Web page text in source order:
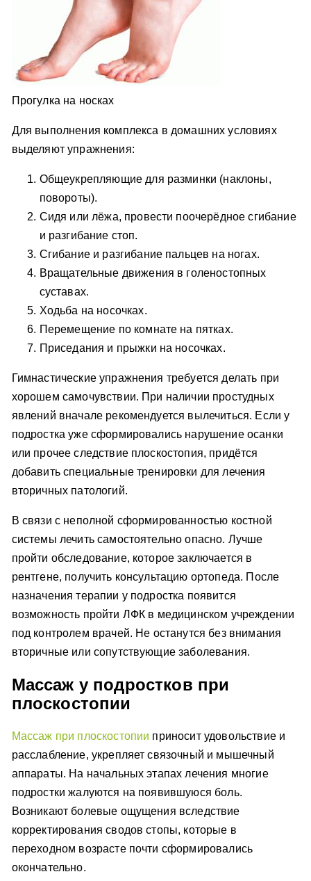
Прогулка на носках
Для выполнения комплекса в домашних условиях
выделяют упражнения:
Общеукрепляющие для разминки (наклоны,
повороты).
Сидя или лёжа, провести поочерёдное сгибание
и разгибание стоп.
Сгибание и разгибание пальцев на ногах.
Вращательные движения в голеностопных
суставах.
Ходьба на носочках.
Перемещение по комнате на пятках.
Приседания и прыжки на носочках.
Гимнастические упражнения требуется делать при
хорошем самочувствии. При наличии простудных
явлений вначале рекомендуется вылечиться. Если у
подростка уже сформировались нарушение осанки
или прочее следствие плоскостопия, придётся
добавить специальные тренировки для лечения
вторичных патологий.
В связи с неполной сформированностью костной
системы лечить самостоятельно опасно. Лучше
пройти обследование, которое заключается в
рентгене, получить консультацию ортопеда. После
назначения терапии у подростка появится
возможность пройти ЛФК в медицинском учреждении
под контролем врачей. Не останутся без внимания
вторичные или сопутствующие заболевания.
Массаж у подростков при
плоскостопии
Массаж при плоскостопии приносит удовольствие и
расслабление, укрепляет связочный и мышечный
аппараты. На начальных этапах лечения многие
подростки жалуются на появившуюся боль.
Возникают болевые ощущения вследствие
корректирования сводов стопы, которые в
переходном возрасте почти сформировались
окончательно.